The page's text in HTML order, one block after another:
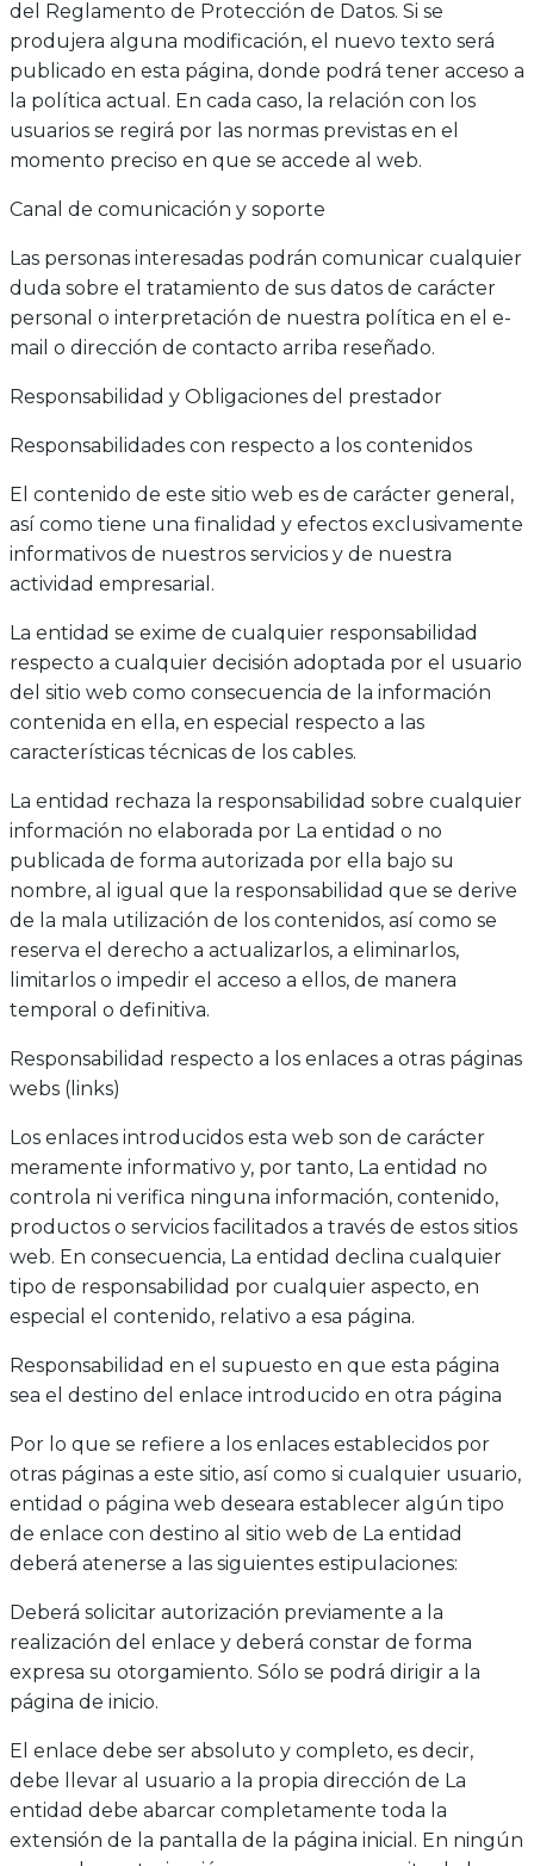
del Reglamento de Protección de Datos. Si se
produjera alguna modificación, el nuevo texto será
publicado en esta página, donde podrá tener acceso a
la política actual. En cada caso, la relación con los
usuarios se regirá por las normas previstas en el
momento preciso en que se accede al web.
Canal de comunicación y soporte
Las personas interesadas podrán comunicar cualquier
duda sobre el tratamiento de sus datos de carácter
personal o interpretación de nuestra política en el e-
mail o dirección de contacto arriba reseñado.
Responsabilidad y Obligaciones del prestador
Responsabilidades con respecto a los contenidos
El contenido de este sitio web es de carácter general,
así como tiene una finalidad y efectos exclusivamente
informativos de nuestros servicios y de nuestra
actividad empresarial.
La entidad se exime de cualquier responsabilidad
respecto a cualquier decisión adoptada por el usuario
del sitio web como consecuencia de la información
contenida en ella, en especial respecto a las
características técnicas de los cables.
La entidad rechaza la responsabilidad sobre cualquier
información no elaborada por La entidad o no
publicada de forma autorizada por ella bajo su
nombre, al igual que la responsabilidad que se derive
de la mala utilización de los contenidos, así como se
reserva el derecho a actualizarlos, a eliminarlos,
limitarlos o impedir el acceso a ellos, de manera
temporal o definitiva.
Responsabilidad respecto a los enlaces a otras páginas
webs (links)
Los enlaces introducidos esta web son de carácter
meramente informativo y, por tanto, La entidad no
controla ni verifica ninguna información, contenido,
productos o servicios facilitados a través de estos sitios
web. En consecuencia, La entidad declina cualquier
tipo de responsabilidad por cualquier aspecto, en
especial el contenido, relativo a esa página.
Responsabilidad en el supuesto en que esta página
sea el destino del enlace introducido en otra página
Por lo que se refiere a los enlaces establecidos por
otras páginas a este sitio, así como si cualquier usuario,
entidad o página web deseara establecer algún tipo
de enlace con destino al sitio web de La entidad
deberá atenerse a las siguientes estipulaciones:
Deberá solicitar autorización previamente a la
realización del enlace y deberá constar de forma
expresa su otorgamiento. Sólo se podrá dirigir a la
página de inicio.
El enlace debe ser absoluto y completo, es decir,
debe llevar al usuario a la propia dirección de La
entidad debe abarcar completamente toda la
extensión de la pantalla de la página inicial. En ningún